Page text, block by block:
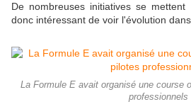
De nombreuses initiatives se
donc intéressant de voir l'évolution
La Formule E avait organisé une course
professionnels